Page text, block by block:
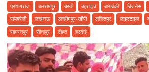
में
प्रयागराज
बलरामपुर बस्ती बहराइच बाराबंकी बिजनेस
रायबरेली
लखनऊ लखीमपुर-खीरी ललितपुर लाइस्टाइल
सहारनपुर
सीतापुर सेहत हरदोई